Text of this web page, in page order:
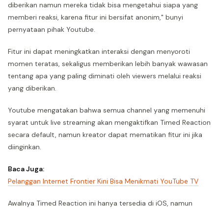
diberikan namun mereka tidak bisa mengetahui siapa yang
memberi reaksi, karena fitur ini bersifat anonim," bunyi
pernyataan pihak Youtube.
Fitur ini dapat meningkatkan interaksi dengan menyoroti
momen teratas, sekaligus memberikan lebih banyak wawasan
tentang apa yang paling diminati oleh viewers melalui reaksi
yang diberikan.
Youtube mengatakan bahwa semua channel yang memenuhi
syarat untuk live streaming akan mengaktifkan Timed Reaction
secara default, namun kreator dapat mematikan fitur ini jika
diinginkan.
Baca Juga:
Pelanggan Internet Frontier Kini Bisa Menikmati YouTube TV
Awalnya Timed Reaction ini hanya tersedia di iOS, namun